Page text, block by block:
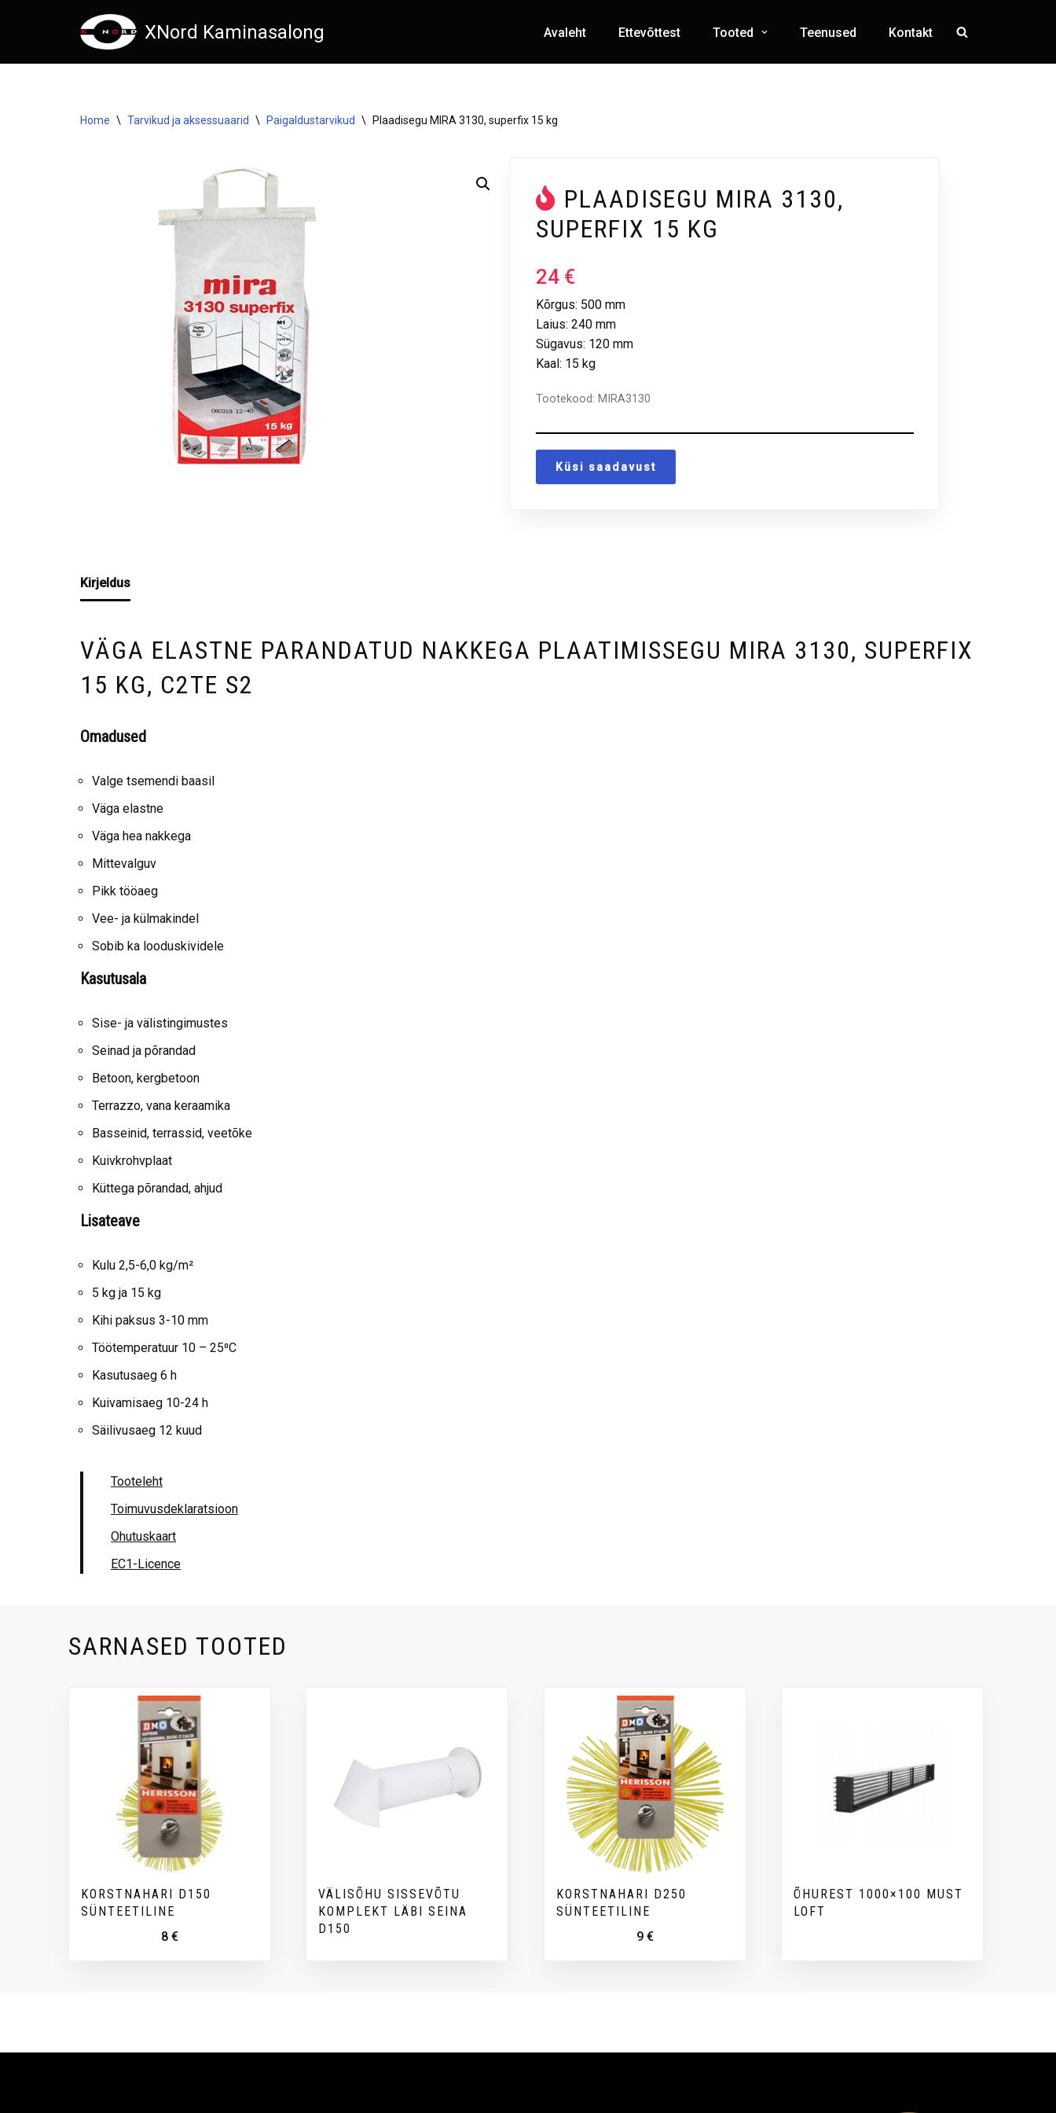
to
XNord Kaminasalong Avaleht Ettevõttest Tooted Teenused Kontakt
Home \ Tarvikud ja aksessuaarid \ Paigaldustarvikud \ Plaadisegu MIRA 3130, superfix 15 kg
PLAADISEGU MIRA 3130,
SUPERFIX 15 KG
24 €
Kõrgus: 500 mm
Laius: 240 mm
Sügavus: 120 mm
Kaal: 15 kg
Tootekood:MIRA3130
Küsi saadavust
Kirjeldus
VÄGA ELASTNE PARANDATUD NAKKEGA PLAATIMISSEGU MIRA 3130, SUPERFIX
15 KG, C2TE S2
Omadused
Valge tsemendi baasil
Väga elastne
Väga hea nakkega
Mittevalguv
Pikk tööaeg
Vee- ja külmakindel
Sobib ka looduskividele
Kasutusala
Sise- ja välistingimustes
Seinad ja põrandad
Betoon, kergbetoon
Terrazzo, vana keraamika
Basseinid, terrassid, veetõke
Kuivkrohvplaat
Küttega põrandad, ahjud
Lisateave
Kulu 2,5-6,0 kg/m²
5 kg ja 15 kg
Kihi paksus 3-10 mm
Töötemperatuur 10 – 25⁰C
Kasutusaeg 6 h
Kuivamisaeg 10-24 h
Säilivusaeg 12 kuud
Tooteleht
Toimuvusdeklaratsioon
Ohutuskaart
EC1-Licence
SARNASED TOOTED
KORSTNAHARI D150
SÜNTEETILINE
8 €
VÄLISÕHU SISSEVÕTU
KOMPLEKT LÄBI SEINA
D150
KORSTNAHARI D250
SÜNTEETILINE
9 €
ÕHUREST 1000×100 MUST
LOFT